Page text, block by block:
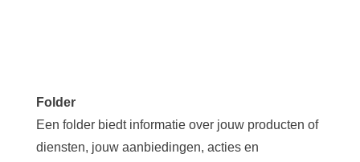
Folder
Een folder biedt informatie over jouw producten of
diensten, jouw aanbiedingen, acties en